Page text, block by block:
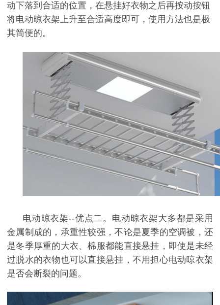
动下落到合适的位置，在悬挂好衣物之后再按动按钮
将电动晾衣架上升至合适高度即可，使用方法也是极
其简便的。
电动晾衣架--优点二。电动晾衣架大多都是采用
金属制成的，承重性较强，不论是夏季的空调被，还
是冬季厚重的大衣、棉服都能直接悬挂，即使是未经
过脱水的衣物也可以直接悬挂，不用担心电动晾衣架
是否会断裂的问题。